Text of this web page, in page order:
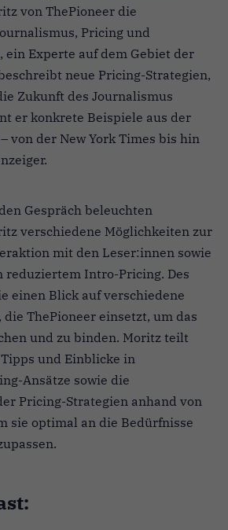
von ThePioneer die
Pricing und
ein Experte auf dem Gebiet der
neue Pricing-Strategien,
Zukunft des Journalismus
er konkrete Beispiele aus der
von der New York Times bis hin
Gespräch beleuchten
verschiedene Möglichkeiten zur
mit den Leser:innen sowie
reduziertem Intro-Pricing. Des
einen Blick auf verschiedene
die ThePioneer einsetzt, um das
und zu binden. Moritz teilt
und Einblicke in
Ansätze sowie die
Pricing-Strategien anhand von
sie optimal an die Bedürfnisse